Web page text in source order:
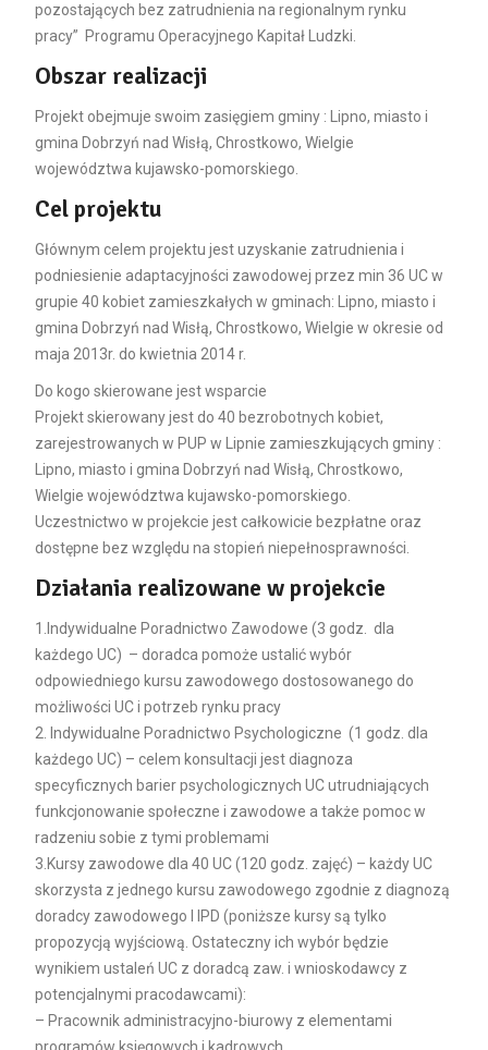
pozostających bez zatrudnienia na regionalnym rynku
pracy” Programu Operacyjnego Kapitał Ludzki.
Obszar realizacji
Projekt obejmuje swoim zasięgiem gminy : Lipno, miasto i
gmina Dobrzyń nad Wisłą, Chrostkowo, Wielgie
województwa kujawsko-pomorskiego.
Cel projektu
Głównym celem projektu jest uzyskanie zatrudnienia i
podniesienie adaptacyjności zawodowej przez min 36 UC w
grupie 40 kobiet zamieszkałych w gminach: Lipno, miasto i
gmina Dobrzyń nad Wisłą, Chrostkowo, Wielgie w okresie od
maja 2013r. do kwietnia 2014 r.
Do kogo skierowane jest wsparcie
Projekt skierowany jest do 40 bezrobotnych kobiet,
zarejestrowanych w PUP w Lipnie zamieszkujących gminy :
Lipno, miasto i gmina Dobrzyń nad Wisłą, Chrostkowo,
Wielgie województwa kujawsko-pomorskiego.
Uczestnictwo w projekcie jest całkowicie bezpłatne oraz
dostępne bez względu na stopień niepełnosprawności.
Działania realizowane w projekcie
1.Indywidualne Poradnictwo Zawodowe (3 godz. dla
każdego UC) – doradca pomoże ustalić wybór
odpowiedniego kursu zawodowego dostosowanego do
możliwości UC i potrzeb rynku pracy
2. Indywidualne Poradnictwo Psychologiczne (1 godz. dla
każdego UC) – celem konsultacji jest diagnoza
specyficznych barier psychologicznych UC utrudniających
funkcjonowanie społeczne i zawodowe a także pomoc w
radzeniu sobie z tymi problemami
3.Kursy zawodowe dla 40 UC (120 godz. zajęć) – każdy UC
skorzysta z jednego kursu zawodowego zgodnie z diagnozą
doradcy zawodowego I IPD (poniższe kursy są tylko
propozycją wyjściową. Ostateczny ich wybór będzie
wynikiem ustaleń UC z doradcą zaw. i wnioskodawcy z
potencjalnymi pracodawcami):
– Pracownik administracyjno-biurowy z elementami